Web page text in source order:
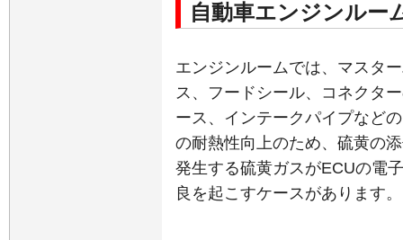
自動車エンジンルー
エンジンルームでは、マスタ
ス、フードシール、コネクタ
ース、インテークパイプなど
の耐熱性向上のため、硫黄の
発生する硫黄ガスがECUの電
良を起こすケースがあります。